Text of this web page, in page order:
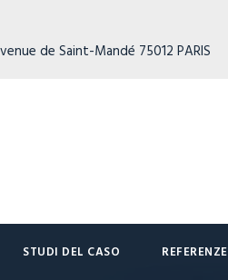
de Saint-Mandé 75012 PARIS
STUDI DEL CASO REFERENZE